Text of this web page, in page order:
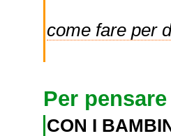
come fare per
Per pensare
CON I